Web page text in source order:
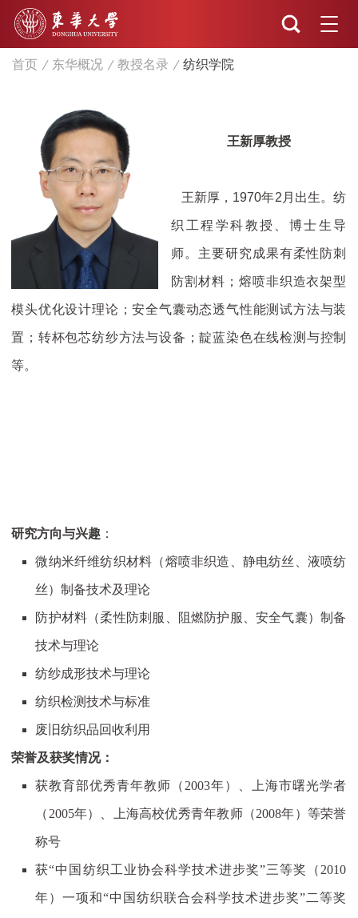
首页 东华概况 教授名录 纺织学院
王新厚教授
王新厚，1970年2月出生。纺
织工程学科教授、博士生导
师。主要研究成果有柔性防刺
防割材料；熔喷非织造衣架型
模头优化设计理论；安全气囊动态透气性能测试方法与装
置；转杯包芯纺纱方法与设备；靛蓝染色在线检测与控制
等。
研究方向与兴趣 ：
微纳米纤维纺织材料（熔喷非织造、静电纺丝、液喷纺
丝）制备技术及理论
防护材料（柔性防刺服、阻燃防护服、安全气囊）制备
技术与理论
纺纱成形技术与理论
纺织检测技术与标准
废旧纺织品回收利用
荣誉及获奖情况：
获教育部优秀青年教师（2003年）、上海市曙光学者
（2005年）、上海高校优秀青年教师（2008年）等荣誉
称号
获“中国纺织工业协会科学技术进步奖”三等奖（2010
年）一项和“中国纺织联合会科学技术进步奖”二等奖